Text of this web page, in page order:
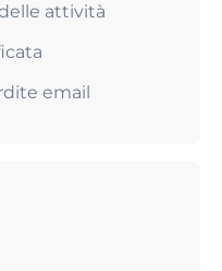
attività
email